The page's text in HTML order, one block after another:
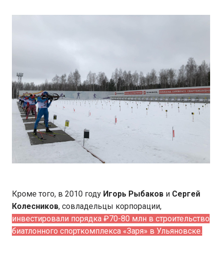
Кроме того, в 2010 году Игорь Рыбаков и Сергей
Колесников, совладельцы корпорации,
инвестировали порядка ₽70-80 млн в строительство
биатлонного спорткомплекса «Заря» в Ульяновске.